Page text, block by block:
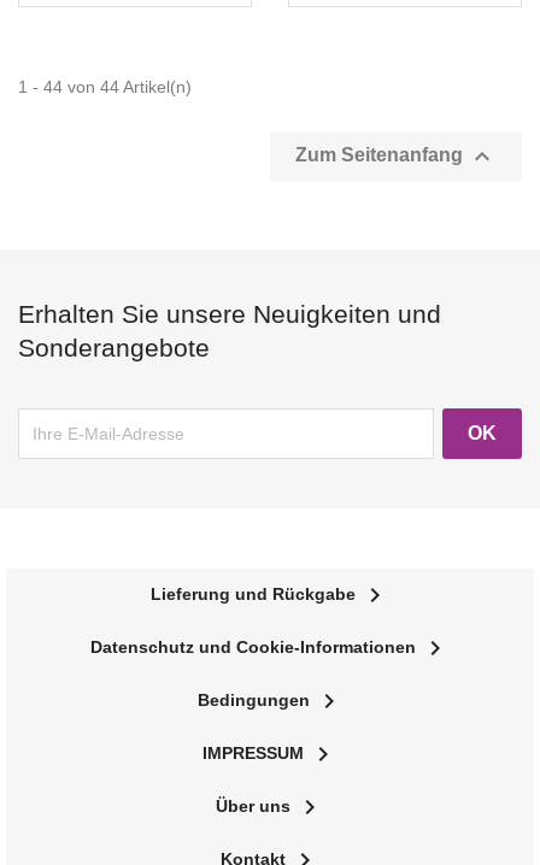
1 - 44 von 44 Artikel(n)
Zum Seitenanfang 
Erhalten Sie unsere Neuigkeiten und
Sonderangebote
Lieferung und Rückgabe navigate_next
Datenschutz und Cookie-Informationen navigate_next
Bedingungen navigate_next
IMPRESSUM navigate_next
Über uns navigate_next
Kontakt